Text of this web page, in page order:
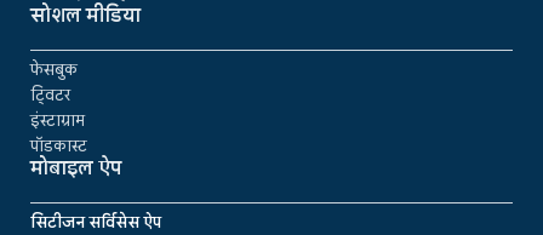
सोशल मीडिया
फेसबुक
ट्विटर
इंस्टाग्राम
पॉडकास्ट
मोबाइल ऐप
सिटीजन सर्विसेस ऐप